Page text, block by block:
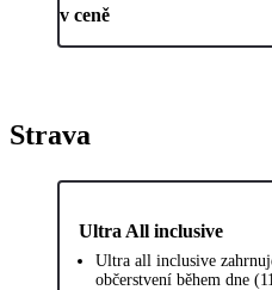
v ceně
Strava
Ultra All inclusive
Ultra all inclusive
občerstvení během dne